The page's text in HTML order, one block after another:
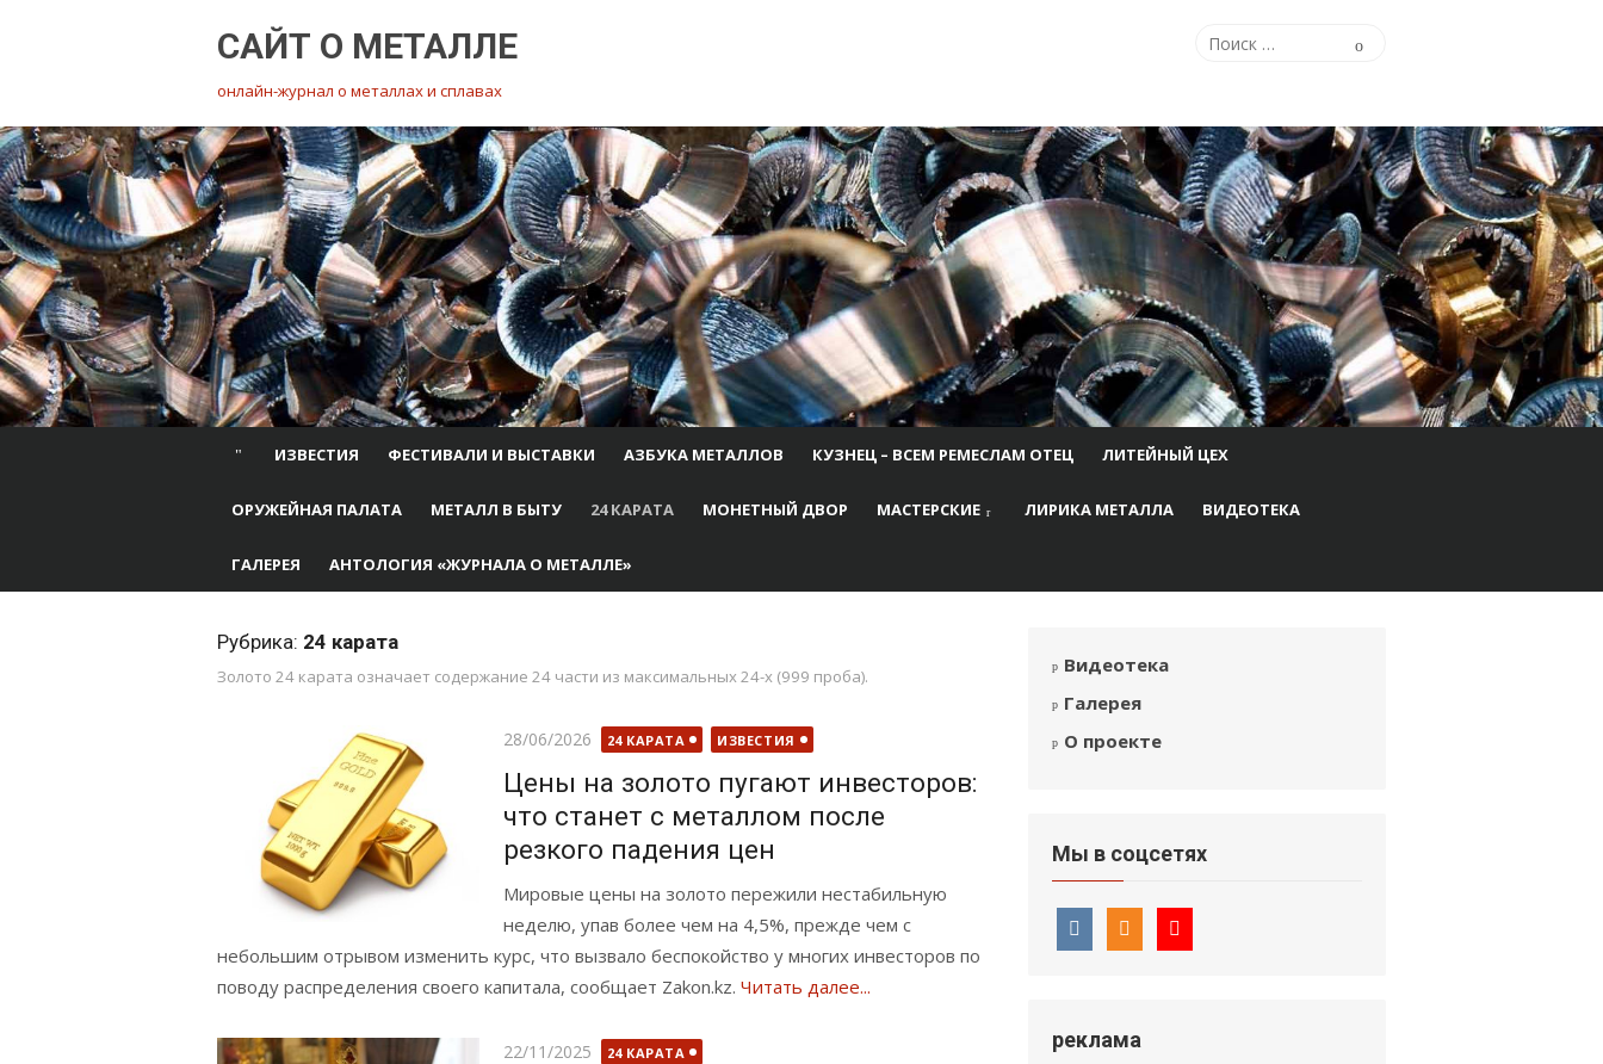
САЙТ О МЕТАЛЛЕ
онлайн-журнал о металлах и сплавах
Поиск
Поиск
ИЗВЕСТИЯ ФЕСТИВАЛИ И ВЫСТАВКИ АЗБУКА МЕТАЛЛОВ КУЗНЕЦ – ВСЕМ РЕМЕСЛАМ ОТЕЦ ЛИТЕЙНЫЙ ЦЕХ
ОРУЖЕЙНАЯ ПАЛАТА МЕТАЛЛ В БЫТУ 24 КАРАТА МОНЕТНЫЙ ДВОР МАСТЕРСКИЕ ЛИРИКА МЕТАЛЛА ВИДЕОТЕКА
ГАЛЕРЕЯ АНТОЛОГИЯ «ЖУРНАЛА О МЕТАЛЛЕ»
Рубрика: 24 карата
Золото 24 карата означает содержание 24 части из максимальных 24-х (999 проба).
Опубликовано
28/06/2026 24 КАРАТА ИЗВЕСТИЯ
Цены на золото пугают инвесторов:
что станет с металлом после
резкого падения цен
Мировые цены на золото пережили нестабильную
неделю, упав более чем на 4,5%, прежде чем с
небольшим отрывом изменить курс, что вызвало беспокойство у многих инвесторов по
поводу распределения своего капитала, сообщает Zakon.kz. Читать далее...
Опубликовано
22/11/2025 24 КАРАТА
Видеотека
Галерея
О проекте
Мы в соцсетях
реклама